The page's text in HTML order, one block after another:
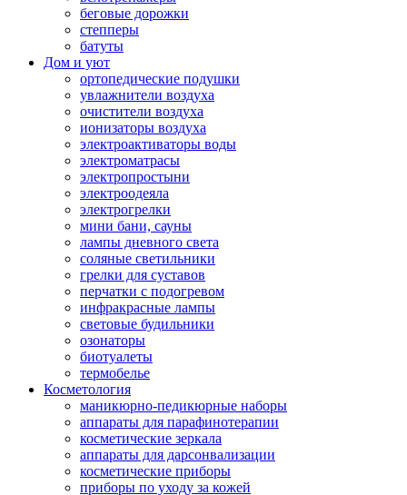
беговые дорожки
степперы
батуты
Дом и уют
ортопедические подушки
увлажнители воздуха
очистители воздуха
ионизаторы воздуха
электроактиваторы воды
электроматрасы
электропростыни
электроодеяла
электрогрелки
мини бани, сауны
лампы дневного света
соляные светильники
грелки для суставов
перчатки с подогревом
инфракрасные лампы
световые будильники
озонаторы
биотуалеты
термобелье
Косметология
маникюрно-педикюрные наборы
аппараты для парафинотерапии
косметические зеркала
аппараты для дарсонвализации
косметические приборы
приборы по уходу за кожей